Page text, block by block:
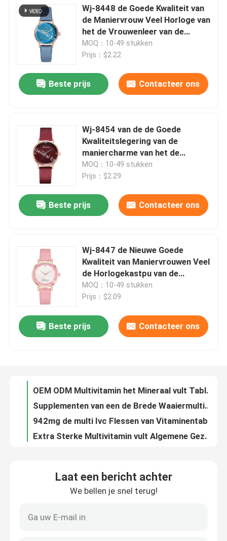
Producten
Contacteer ons
Nieuws
Wj-8448 de Goede Kwaliteit van
de Maniervrouw Veel Horloge van
het de Vrouwenleer van de
Kleuren Wit Band
MOQ：10-49 stukken
Prijs：$2.22
Beste prijs Contacteer ons
Wj-8454 van de de Goede
Kwaliteitslegering van de
maniercharme van het de
Horlogekast het Analoge
Horloge Horloge van het de
MOQ：10-49 stukken
Prijs：$2.29
Beste prijs Contacteer ons
Wj-8447 de Nieuwe Goede
Kwaliteit van Maniervrouwen Veel
de Horlogekastpu van de
Kleurenlegering Horloge van de
Leerarmband
MOQ：10-49 stukken
Prijs：$2.09
Beste prijs Contacteer ons
Ovale Beste Multivitamin-Supplementtablet voor Mensen MT2H
Supplementen van een de Brede Waaiermultivitamin van Voedings Algemene Gezondheid MT9M
Extra Sterke Multivitamin vult Algemene Gezondheid voor Snelle Levensstijlen MT1P aan
Laat een bericht achter
We bellen je snel terug!